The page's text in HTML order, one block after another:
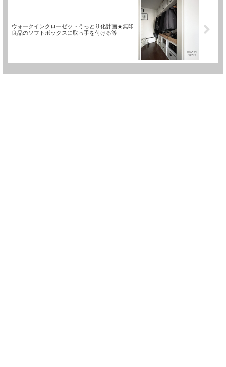
ウォークインクローゼットうっとり化計画★無印
良品のソフトボックスに取っ手を付ける等